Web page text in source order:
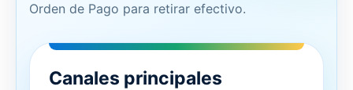
Orden de Pago para retirar efectivo.
Canales principales